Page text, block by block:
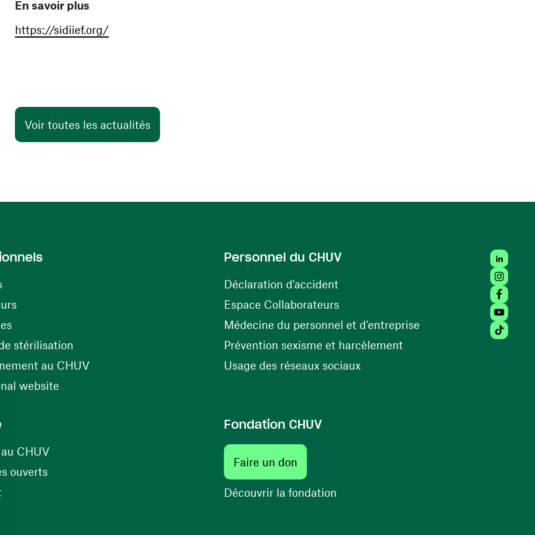
En savoir plus
https://sidiief.org/(ouvre une nouvelle fenêtre)
Voir toutes les actualités
(ouvre une nouvelle fenêtre)
stérilisation
au CHUV(ouvre une nouvelle fenêtre)
website
Personnel du CHUV
Déclaration d'accident(ouvre une nouvelle fenêtre)
Espace Collaborateurs(ouvre une nouvelle fenêtre)
Médecine du personnel et d’entreprise(ouvre une nouvelle
Prévention sexisme et harcèlement(ouvre une nouvelle
Usage des réseaux sociaux(ouvre une nouvelle fenêtre)
CHUV(ouvre une nouvelle fenêtre)
ouverts(ouvre une nouvelle fenêtre)
Fondation CHUV
Faire un don(ouvre une nouvelle fenêtre)
Découvrir la fondation(ouvre une nouvelle fenêtre)
Tiktok